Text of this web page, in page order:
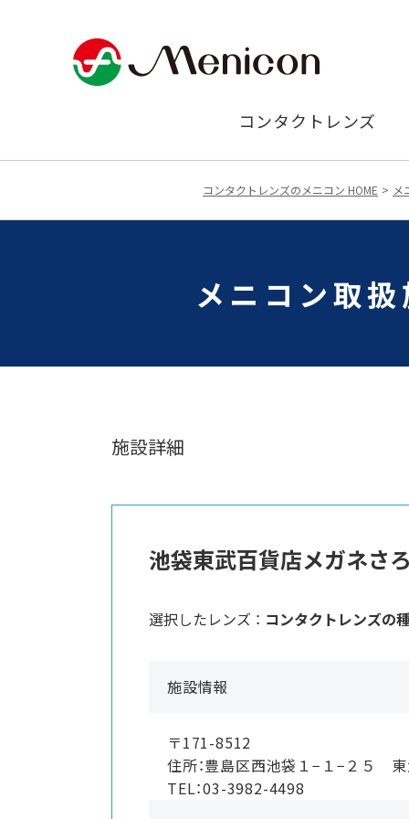
コンタクトレンズ
コンタクトレンズのメニコン HOME メ
メニコン取
施設詳細
池袋東武百貨店メガネさ
選択したレンズ ： コンタクトレンズの
施設情報
〒171-8512
住所：豊島区西池袋１−１−２５
TEL：03-3982-4498